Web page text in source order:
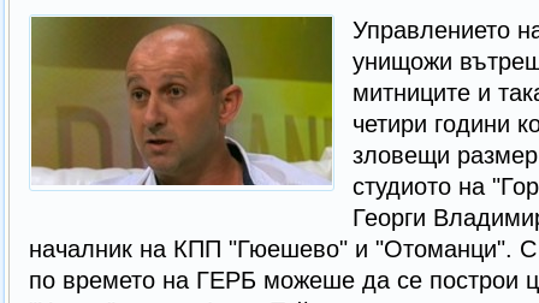
Управлението
унищожи
митниците и
четири години
зловещи
студиото на
Георги
началник на КПП "Гюешево" и "Отоманци". С
по времето на ГЕРБ можеше да се построи